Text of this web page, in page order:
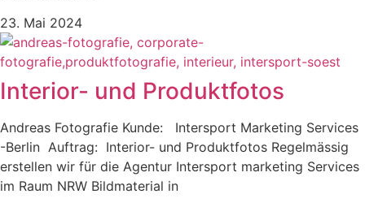
23. Mai 2024
Interior- und Produktfotos
Andreas Fotografie Kunde: Intersport Marketing Services
-Berlin Auftrag: Interior- und Produktfotos Regelmässig
erstellen wir für die Agentur Intersport marketing Services
im Raum NRW Bildmaterial in